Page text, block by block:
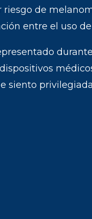
de
entre el uso
siento